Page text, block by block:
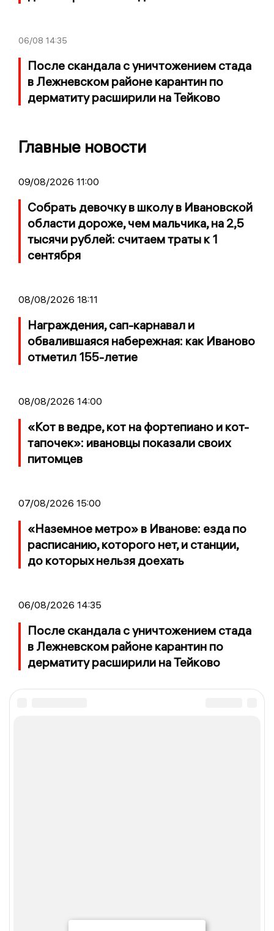
06/08 14:35
После скандала с уничтожением стада
в Лежневском районе карантин по
дерматиту расширили на Тейково
Главные новости
09/08/2026 11:00
Собрать девочку в школу в Ивановской
области дороже, чем мальчика, на 2,5
тысячи рублей: считаем траты к 1
сентября
08/08/2026 18:11
Награждения, сап-карнавал и
обвалившаяся набережная: как Иваново
отметил 155-летие
08/08/2026 14:00
«Кот в ведре, кот на фортепиано и кот-
тапочек»: ивановцы показали своих
питомцев
07/08/2026 15:00
«Наземное метро» в Иванове: езда по
расписанию, которого нет, и станции,
до которых нельзя доехать
06/08/2026 14:35
После скандала с уничтожением стада
в Лежневском районе карантин по
дерматиту расширили на Тейково